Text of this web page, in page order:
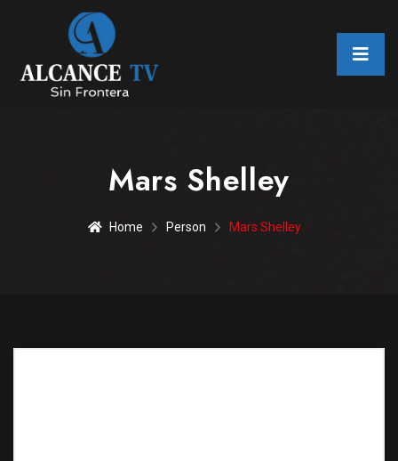
Mars Shelley
Home Person Mars Shelley